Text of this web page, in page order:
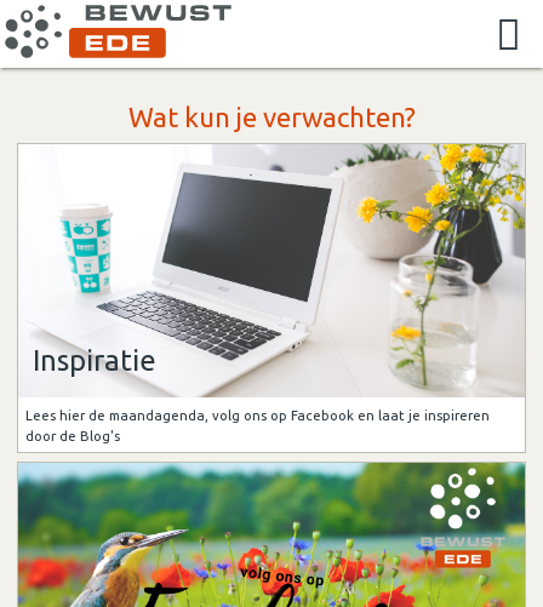
Wat kun je verwachten?
Inspiratie
Lees hier de maandagenda, volg ons op Facebook en laat je inspireren
door de Blog's